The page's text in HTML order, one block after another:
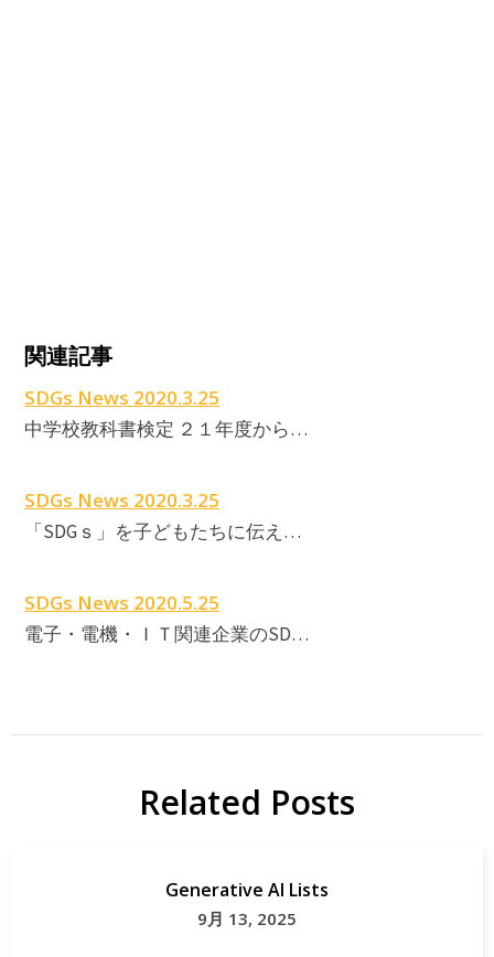
関連記事
SDGs News 2020.3.25
中学校教科書検定 ２１年度から…
SDGs News 2020.3.25
「SDGｓ」を子どもたちに伝え…
SDGs News 2020.5.25
電子・電機・ＩＴ関連企業のSD…
Related Posts
Generative AI Lists
9月 13, 2025